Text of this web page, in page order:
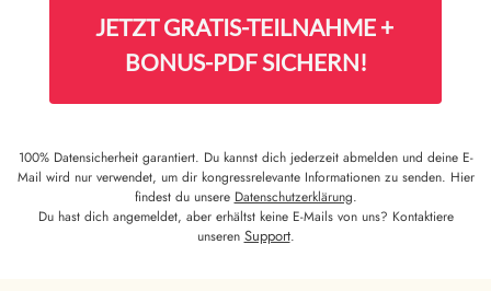
JETZT GRATIS-TEILNAHME +
BONUS-PDF SICHERN!
100% Datensicherheit garantiert. Du kannst dich jederzeit abmelden und deine E-
Mail wird nur verwendet, um dir kongressrelevante Informationen zu senden. Hier
findest du unsere Datenschutzerklärung.
Du hast dich angemeldet, aber erhältst keine E-Mails von uns? Kontaktiere
unseren Support.